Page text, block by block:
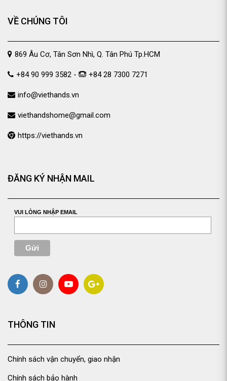
VỀ CHÚNG TÔI
869 Âu Cơ, Tân Sơn Nhì, Q. Tân Phú Tp.HCM
+84 90 999 3582 - +84 28 7300 7271
info@viethands.vn
viethandshome@gmail.com
https://viethands.vn
ĐĂNG KÝ NHẬN MAIL
VUI LÒNG NHẬP EMAIL
THÔNG TIN
Chính sách vận chuyển, giao nhận
Chính sách bảo hành